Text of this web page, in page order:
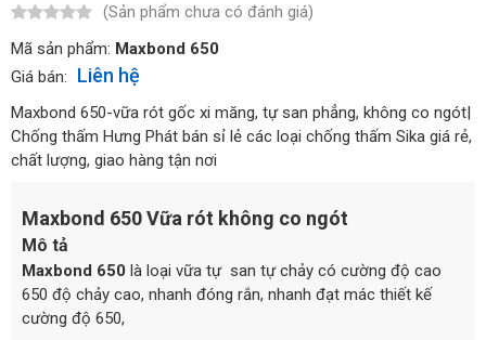
(Sản phẩm chưa có đánh giá)
Mã sản phẩm: Maxbond 650
Giá bán:
Liên hệ
Maxbond 650-vữa rót gốc xi măng, tự san phẳng, không co ngót|
Chống thấm Hưng Phát bán sỉ lẻ các loại chống thấm Sika giá rẻ,
chất lượng, giao hàng tận nơi
Maxbond 650Vữa rót không co ngót
Mô tả
Maxbond 650 là loại vữa tự san tự chảy có cường độ cao
650 độ chảy cao, nhanh đóng rắn, nhanh đạt mác thiết kế
cường độ 650,